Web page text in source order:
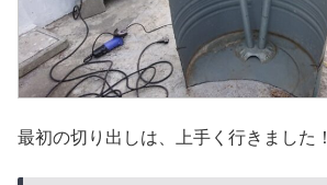
最初の切り出しは、上手く行きました！